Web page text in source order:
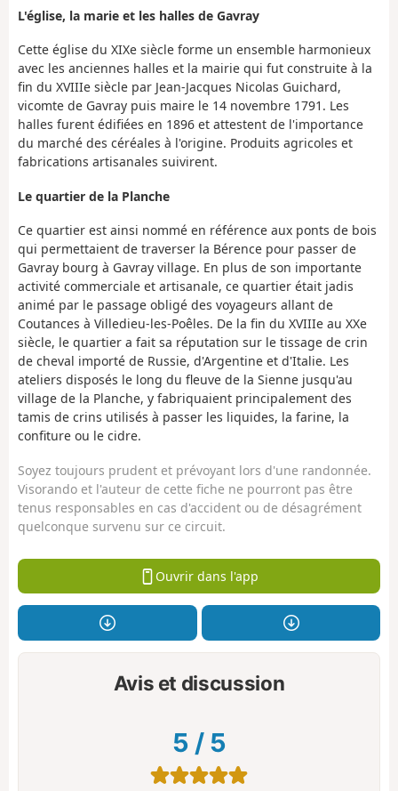
L'église, la marie et les halles de Gavray
Cette église du XIXe siècle forme un ensemble harmonieux
avec les anciennes halles et la mairie qui fut construite à la
fin du XVIIIe siècle par Jean-Jacques Nicolas Guichard,
vicomte de Gavray puis maire le 14 novembre 1791. Les
halles furent édifiées en 1896 et attestent de l'importance
du marché des céréales à l'origine. Produits agricoles et
fabrications artisanales suivirent.
Le quartier de la Planche
Ce quartier est ainsi nommé en référence aux ponts de bois
qui permettaient de traverser la Bérence pour passer de
Gavray bourg à Gavray village. En plus de son importante
activité commerciale et artisanale, ce quartier était jadis
animé par le passage obligé des voyageurs allant de
Coutances à Villedieu-les-Poêles. De la fin du XVIIIe au XXe
siècle, le quartier a fait sa réputation sur le tissage de crin
de cheval importé de Russie, d'Argentine et d'Italie. Les
ateliers disposés le long du fleuve de la Sienne jusqu'au
village de la Planche, y fabriquaient principalement des
tamis de crins utilisés à passer les liquides, la farine, la
confiture ou le cidre.
Soyez toujours prudent et prévoyant lors d'une randonnée.
Visorando et l'auteur de cette fiche ne pourront pas être
tenus responsables en cas d'accident ou de désagrément
quelconque survenu sur ce circuit.
Ouvrir dans l'app
Avis et discussion
5 / 5